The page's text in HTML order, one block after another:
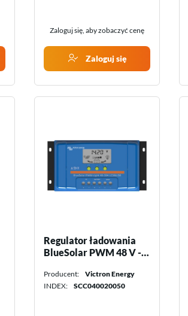
Zaloguj się, aby zobaczyć cenę
Zaloguj się
Regulator ładowania
BlueSolar PWM 48 V -
Producent:
Victron Energy
INDEX:
SCC040020050